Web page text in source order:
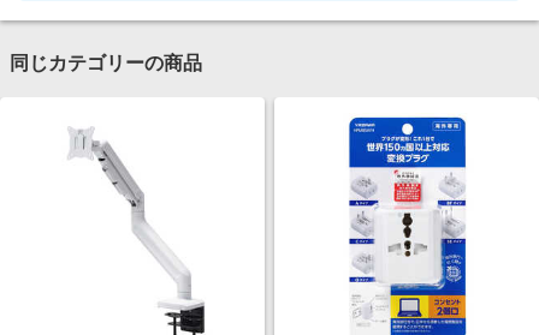
同じカテゴリーの商品